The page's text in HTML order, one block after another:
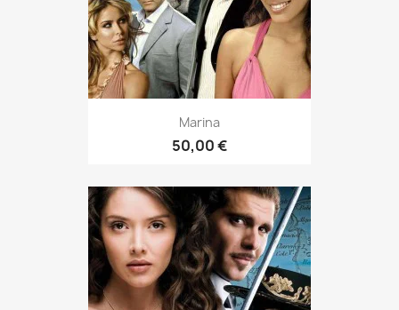
Marina
50,00 €